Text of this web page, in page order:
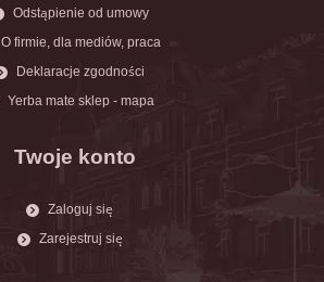
Odstąpienie od umowy
O firmie, dla mediów, praca
Deklaracje zgodności
Yerba mate sklep - mapa
Twoje konto
Zaloguj się
Zarejestruj się